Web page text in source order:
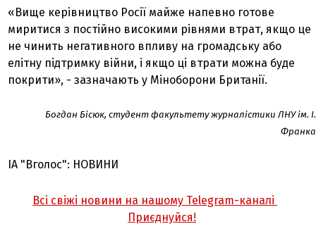
«Вище керівництво Росії майже напевно готове
миритися з постійно високими рівнями втрат, якщо це
не чинить негативного впливу на громадську або
елітну підтримку війни, і якщо ці втрати можна буде
покрити», - зазначають у Міноборони Британії.
Богдан Бісюк, студент факультету журналістики ЛНУ ім. І.
Франка
ІА "Вголос": НОВИНИ
Всі свіжі новини на нашому Telegram-каналі
Приєднуйся!